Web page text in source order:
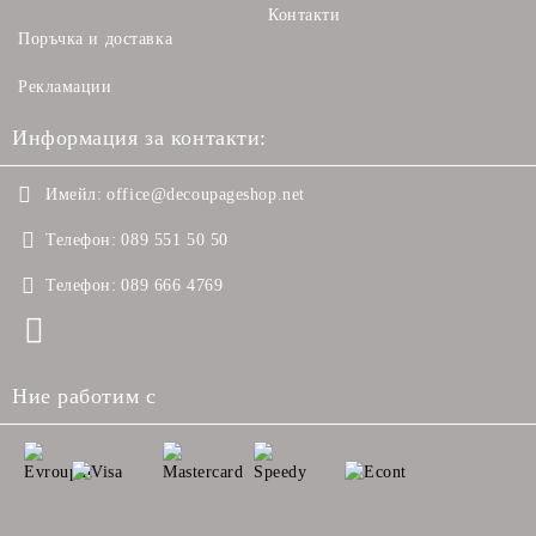
Поръчка и доставка
Рекламации
Контакти
Информация за контакти:
Имейл: office@decoupageshop.net
Телефон: 089 551 50 50
Телефон: 089 666 4769
Ние работим с